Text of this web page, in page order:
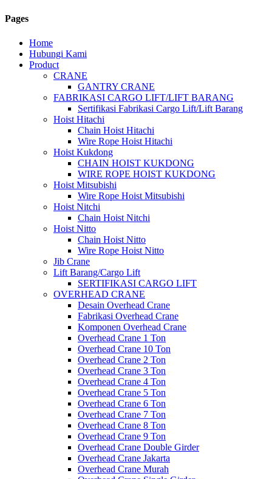
Pages
Home
Hubungi Kami
Product
CRANE
GANTRY CRANE
FABRIKASI CARGO LIFT/LIFT BARANG
Sertifikasi Fabrikasi Cargo Lift/Lift Barang
Hoist Hitachi
Chain Hoist Hitachi
Wire Rope Hoist Hitachi
Hoist Kukdong
CHAIN HOIST KUKDONG
WIRE ROPE HOIST KUKDONG
Hoist Mitsubishi
Wire Rope Hoist Mitsubishi
Hoist Nitchi
Chain Hoist Nitchi
Hoist Nitto
Chain Hoist Nitto
Wire Rope Hoist Nitto
Jib Crane
Lift Barang/Cargo Lift
SERTIFIKASI CARGO LIFT
OVERHEAD CRANE
Desain Overhead Crane
Fabrikasi Overhead Crane
Komponen Overhead Crane
Overhead Crane 1 Ton
Overhead Crane 10 Ton
Overhead Crane 2 Ton
Overhead Crane 3 Ton
Overhead Crane 4 Ton
Overhead Crane 5 Ton
Overhead Crane 6 Ton
Overhead Crane 7 Ton
Overhead Crane 8 Ton
Overhead Crane 9 Ton
Overhead Crane Double Girder
Overhead Crane Jakarta
Overhead Crane Murah